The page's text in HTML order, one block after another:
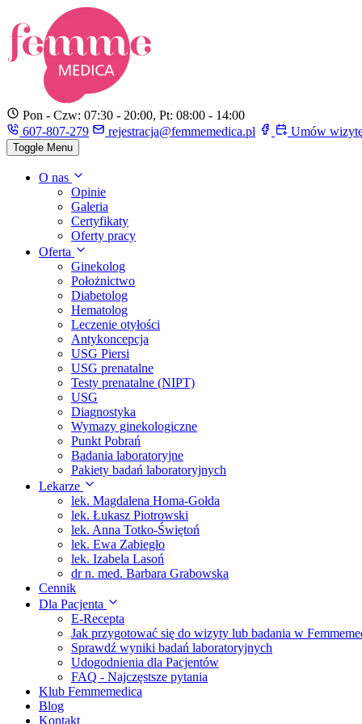
Pon - Czw: 07:30 - 20:00, Pt: 08:00 - 14:00
607-807-279
rejestracja@femmemedica.pl Umów
Toggle Menu
O nas
Opinie
Galeria
Certyfikaty
Oferty pracy
Oferta
Ginekolog
Położnictwo
Diabetolog
Hematolog
Leczenie otyłości
Antykoncepcja
USG Piersi
USG prenatalne
Testy prenatalne (NIPT)
USG
Diagnostyka
Wymazy ginekologiczne
Punkt Pobrań
Badania laboratoryjne
Pakiety badań laboratoryjnych
Lekarze
lek. Magdalena Homa-Gołda
lek. Łukasz Piotrowski
lek. Anna Totko-Świętoń
lek. Ewa Zabiegło
lek. Izabela Lasoń
dr n. med. Barbara Grabowska
Cennik
Dla Pacjenta
E-Recepta
Jak przygotować się do wizyty lub badania w
Sprawdź wyniki badań laboratoryjnych
Udogodnienia dla Pacjentów
FAQ - Najczęstsze pytania
Klub Femmemedica
Blog
Kontakt